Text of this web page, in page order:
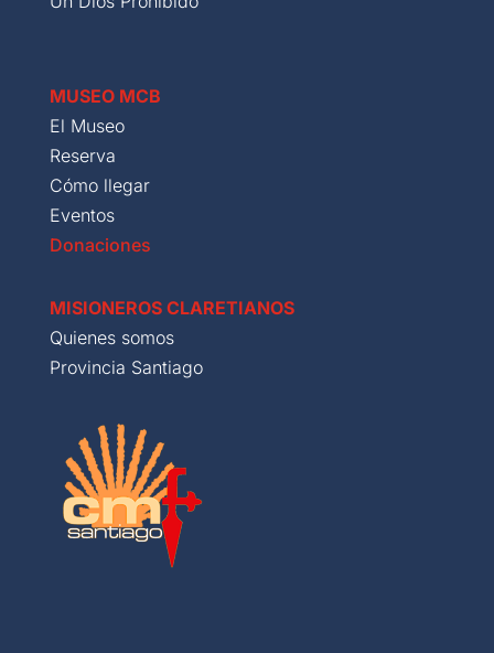
MUSEO MCB
El Museo
Reserva
Cómo llegar
Eventos
Donaciones
MISIONEROS CLARETIANOS
Quienes somos
Provincia Santiago